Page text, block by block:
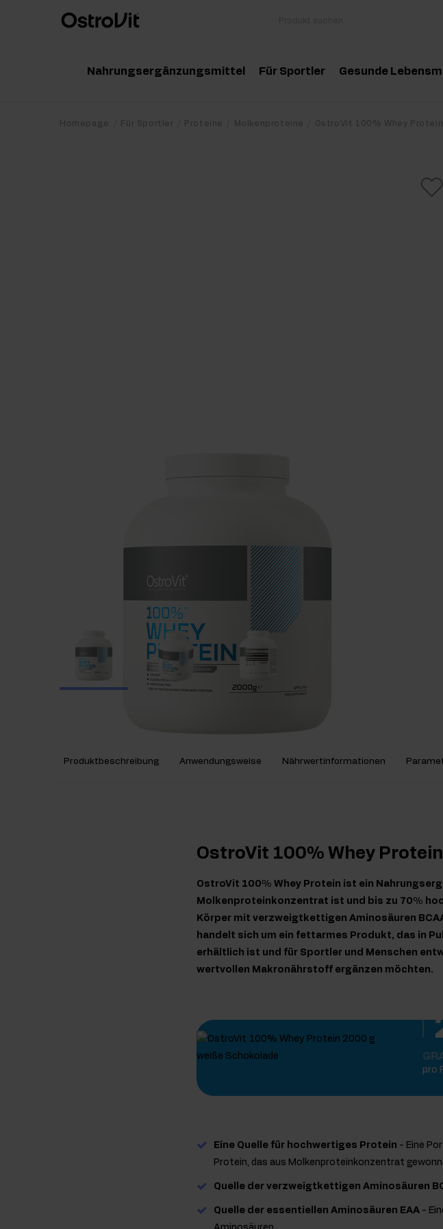
Nahrungsergänzungsmittel Für Sportler Gesunde
Erdnussbutter
Homepage Für Sportler Proteine Molkenproteine OstroVit 100% Whey
Produktbeschreibung Anwendungsweise Nährwertinformationen
OstroVit 100% Whey
OstroVit 100% Whey Protein ist ein
Molkenproteinkonzentrat ist und bis zu 70%
Körper mit verzweigtkettigen Aminosäuren
handelt sich um ein fettarmes Produkt, das in
erhältlich ist und für Sportler und Menschen
wertvollen Makronährstoff ergänzen möchten.
pro
Eine Quelle für hochwertiges Protein - Eine
Protein, das aus Molkenproteinkonzentrat
Quelle der verzweigtkettigen Aminosäuren
Quelle der essentiellen Aminosäuren EAA -